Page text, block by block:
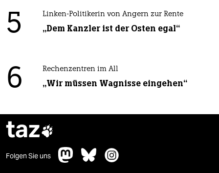
5 Linken-Politikerin von Angern zur Rente
„Dem Kanzler ist der Osten egal“
6 Rechenzentren im All
„Wir müssen Wagnisse eingehen“
taz
Folgen Sie uns